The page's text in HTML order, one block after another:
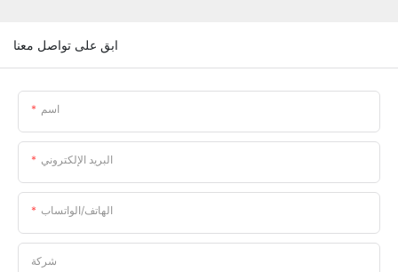
ابق على تواصل معنا
اسم
البريد الإلكتروني
الهاتف/الواتساب
شركة